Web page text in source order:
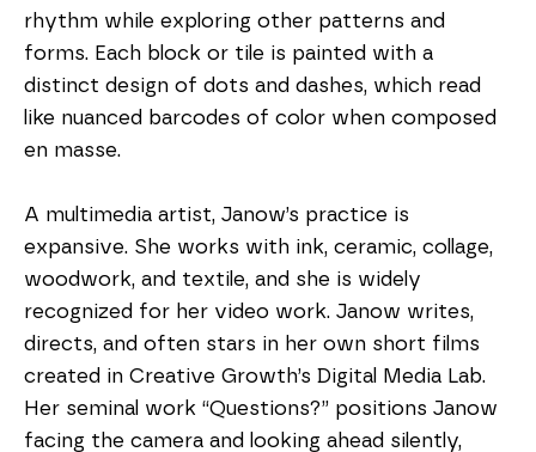
rhythm while exploring other patterns and
forms. Each block or tile is painted with a
distinct design of dots and dashes, which read
like nuanced barcodes of color when composed
en masse.
A multimedia artist, Janow’s practice is
expansive. She works with ink, ceramic, collage,
woodwork, and textile, and she is widely
recognized for her video work. Janow writes,
directs, and often stars in her own short films
created in Creative Growth’s Digital Media Lab.
Her seminal work “Questions?” positions Janow
facing the camera and looking ahead silently,